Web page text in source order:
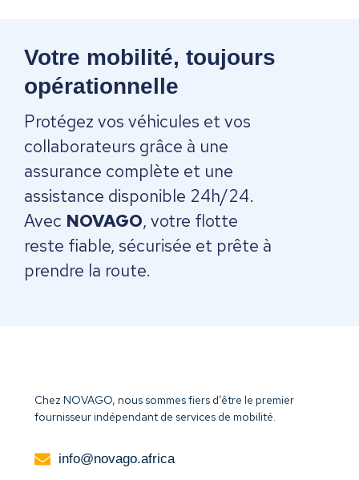
Votre mobilité, toujours
opérationnelle
Protégez vos véhicules et vos
collaborateurs grâce à une
assurance complète et une
assistance disponible 24h/24.
Avec NOVAGO, votre flotte
reste fiable, sécurisée et prête à
prendre la route.
Chez NOVAGO, nous sommes fiers d’être le premier
fournisseur indépendant de services de mobilité.
info@novago.africa